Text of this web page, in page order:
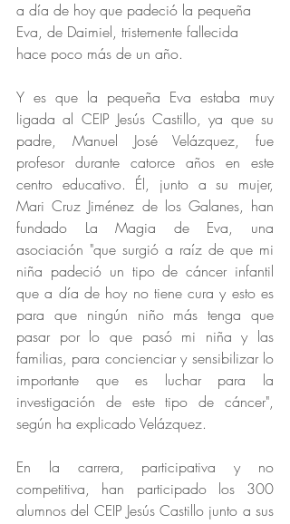
a día de hoy que padeció la pequeña
Eva, de Daimiel, tristemente fallecida
hace poco más de un año.
Y es que la pequeña Eva estaba muy
ligada al CEIP Jesús Castillo, ya que su
padre, Manuel José Velázquez, fue
profesor durante catorce años en este
centro educativo. Él, junto a su mujer,
Mari Cruz Jiménez de los Galanes, han
fundado La Magia de Eva, una
asociación "que surgió a raíz de que mi
niña padeció un tipo de cáncer infantil
que a día de hoy no tiene cura y esto es
para que ningún niño más tenga que
pasar por lo que pasó mi niña y las
familias, para concienciar y sensibilizar lo
importante que es luchar para la
investigación de este tipo de cáncer",
según ha explicado Velázquez.
En la carrera, participativa y no
competitiva, han participado los 300
alumnos del CEIP Jesús Castillo junto a sus